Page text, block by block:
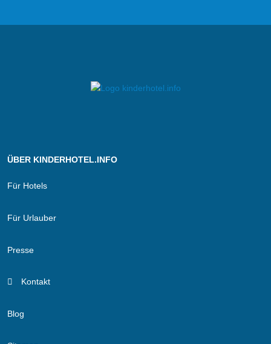
ÜBER KINDERHOTEL.INFO
Für Hotels
Für Urlauber
Presse
Kontakt
Blog